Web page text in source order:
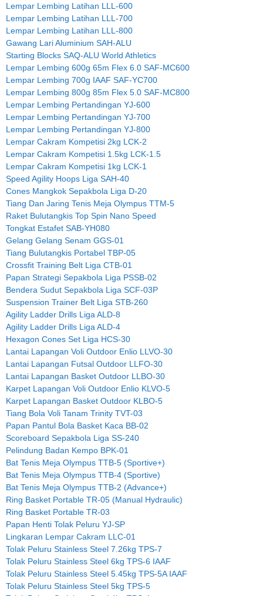
Lempar Lembing Latihan LLL-600
Lempar Lembing Latihan LLL-700
Lempar Lembing Latihan LLL-800
Gawang Lari Aluminium SAH-ALU
Starting Blocks SAQ-ALU World Athletics
Lempar Lembing 600g 65m Flex 6.0 SAF-MC600
Lempar Lembing 700g IAAF SAF-YC700
Lempar Lembing 800g 85m Flex 5.0 SAF-MC800
Lempar Lembing Pertandingan YJ-600
Lempar Lembing Pertandingan YJ-700
Lempar Lembing Pertandingan YJ-800
Lempar Cakram Kompetisi 2kg LCK-2
Lempar Cakram Kompetisi 1.5kg LCK-1.5
Lempar Cakram Kompetisi 1kg LCK-1
Speed Agility Hoops Liga SAH-40
Cones Mangkok Sepakbola Liga D-20
Tiang Dan Jaring Tenis Meja Olympus TTM-5
Raket Bulutangkis Top Spin Nano Speed
Tongkat Estafet SAB-YH080
Gelang Gelang Senam GGS-01
Tiang Bulutangkis Portabel TBP-05
Crossfit Training Belt Liga CTB-01
Papan Strategi Sepakbola Liga PSSB-02
Bendera Sudut Sepakbola Liga SCF-03P
Suspension Trainer Belt Liga STB-260
Agility Ladder Drills Liga ALD-8
Agility Ladder Drills Liga ALD-4
Hexagon Cones Set Liga HCS-30
Lantai Lapangan Voli Outdoor Enlio LLVO-30
Lantai Lapangan Futsal Outdoor LLFO-30
Lantai Lapangan Basket Outdoor LLBO-30
Karpet Lapangan Voli Outdoor Enlio KLVO-5
Karpet Lapangan Basket Outdoor KLBO-5
Tiang Bola Voli Tanam Trinity TVT-03
Papan Pantul Bola Basket Kaca BB-02
Scoreboard Sepakbola Liga SS-240
Pelindung Badan Kempo BPK-01
Bat Tenis Meja Olympus TTB-5 (Sportive+)
Bat Tenis Meja Olympus TTB-4 (Sportive)
Bat Tenis Meja Olympus TTB-2 (Advance+)
Ring Basket Portable TR-05 (Manual Hydraulic)
Ring Basket Portable TR-03
Papan Henti Tolak Peluru YJ-SP
Lingkaran Lempar Cakram LLC-01
Tolak Peluru Stainless Steel 7.26kg TPS-7
Tolak Peluru Stainless Steel 6kg TPS-6 IAAF
Tolak Peluru Stainless Steel 5.45kg TPS-5A IAAF
Tolak Peluru Stainless Steel 5kg TPS-5